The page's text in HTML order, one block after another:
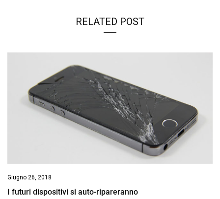
RELATED POST
Giugno 26, 2018
I futuri dispositivi si auto-ripareranno